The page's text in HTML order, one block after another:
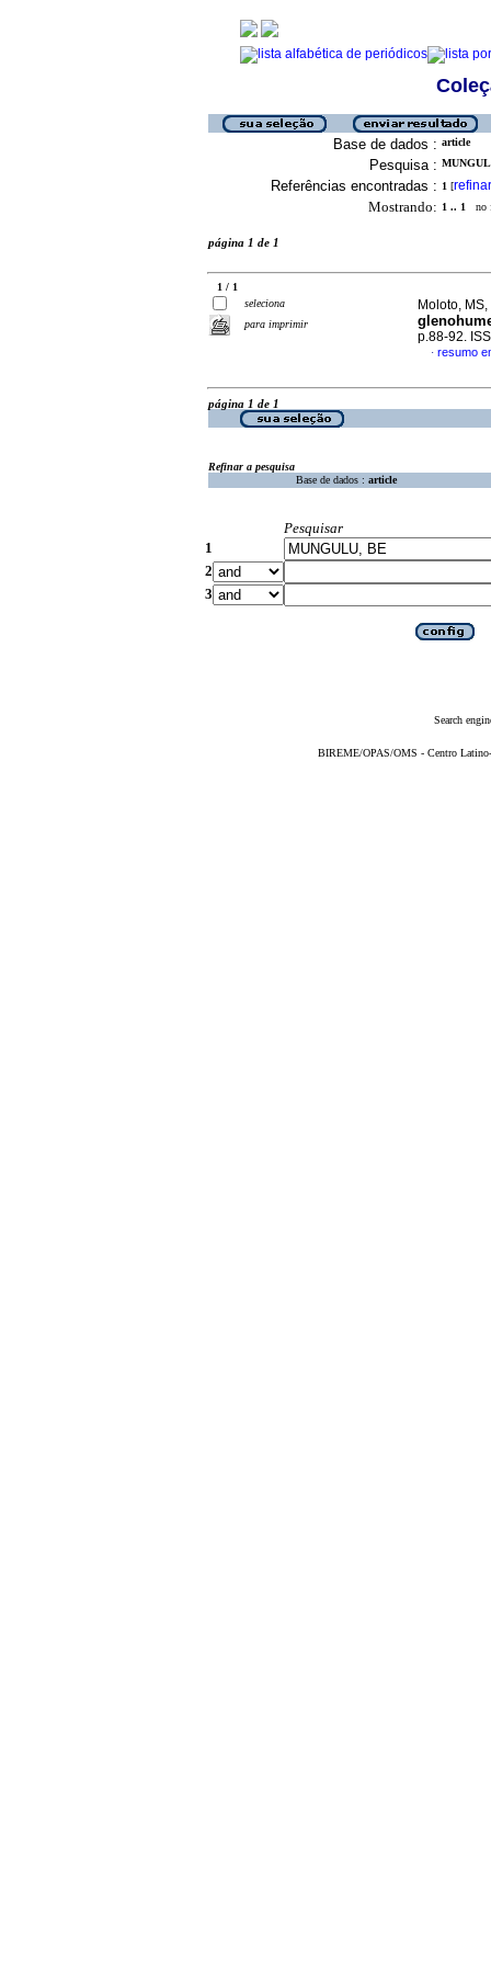
Base de dados : article
Pesquisa :
Referências encontradas : 1 [refinar
Mostrando: 1 .. 1 no
página 1 de 1
1 / 1
seleciona
para imprimir
Moloto,
p.88-92.
· resumo
página 1 de 1
Refinar a pesquisa
Base de dados : article
Pesquisar
1
2
3
Search
BIREME/OPAS/OMS - Centro Latino-